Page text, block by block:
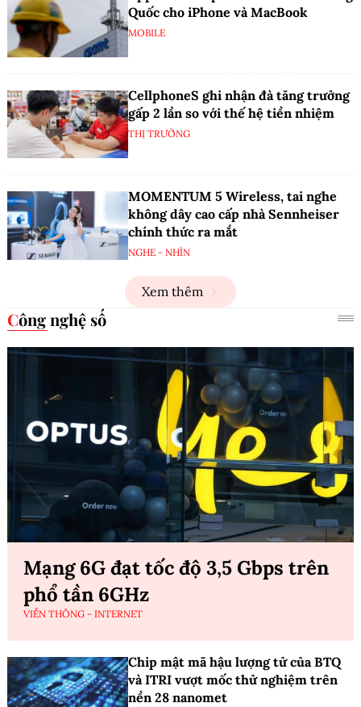
Quốc cho iPhone và MacBook
MOBILE
CellphoneS ghi nhận đà tăng trưởng
gấp 2 lần so với thế hệ tiền nhiệm
THỊ TRƯỜNG
MOMENTUM 5 Wireless, tai nghe
không dây cao cấp nhà Sennheiser
chính thức ra mắt
NGHE - NHÌN
Xem thêm
Công nghệ số
Mạng 6G đạt tốc độ 3,5 Gbps trên
phổ tần 6GHz
VIỄN THÔNG - INTERNET
Chip mật mã hậu lượng tử của BTQ
và ITRI vượt mốc thử nghiệm trên
nền 28 nanomet